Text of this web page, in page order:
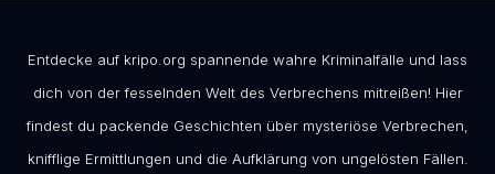
Entdecke auf kripo.org spannende wahre Kriminalfälle und lass
dich von der fesselnden Welt des Verbrechens mitreißen! Hier
findest du packende Geschichten über mysteriöse Verbrechen,
knifflige Ermittlungen und die Aufklärung von ungelösten Fällen.